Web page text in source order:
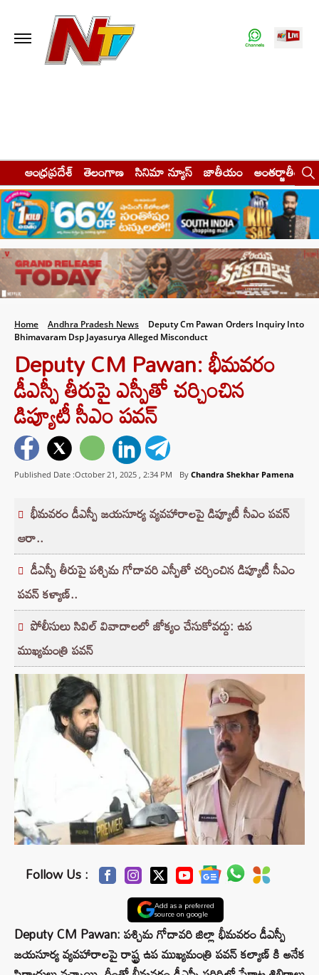
ఆంధ్రప్రదేశ్ తెలంగాణ సినిమా న్యూస్ జాతీయం అంతర్జాతీయం
Home Andhra Pradesh News
Deputy Cm Pawan Orders Inquiry Into
Bhimavaram Dsp Jayasurya Alleged Misconduct
Deputy CM Pawan: భీమవరం
డీఎస్పీ తీరుపై ఎస్పీతో చర్చించిన
డిప్యూటీ సీఎం పవన్
Published Date :October 21, 2025 , 2:34 PM By Chandra Shekhar Pamena
భీమవరం డీఎస్పీ జయసూర్య వ్యవహారాలపై డిప్యూటీ సీఎం పవన్
ఆరా..
డీఎస్పీ తీరుపై పశ్చిమ గోదావరి ఎస్పీతో చర్చించిన డిప్యూటీ సీఎం
పవన్ కళ్యాణ్..
పోలీసులు సివిల్ వివాదాలలో జోక్యం చేసుకోవద్దు: ఉప
ముఖ్యమంత్రి పవన్
Follow Us :
Add as a preferred
source on google
Deputy CM Pawan: పశ్చిమ గోదావరి జిల్లా భీమవరం డీఎస్పీ
జయసూర్య వ్యవహారాలపై రాష్ట్ర ఉప ముఖ్యమంత్రి పవన్ కల్యాణ్ కి అనేక